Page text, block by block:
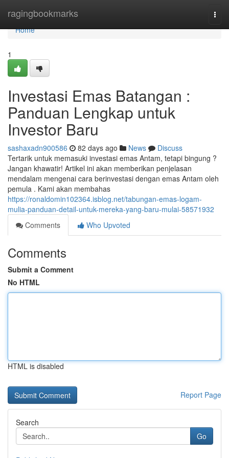
ragingbookmarks
Home
Home
1
Investasi Emas Batangan :
Panduan Lengkap untuk
Investor Baru
sashaxadn900586 82 days ago News
Discuss
Tertarik untuk memasuki investasi emas Antam, tetapi bingung ?
Jangan khawatir! Artikel ini akan memberikan penjelasan
mendalam mengenai cara berinvestasi dengan emas Antam oleh
pemula . Kami akan membahas
https://ronaldomin102364.isblog.net/tabungan-emas-logam-
mulia-panduan-detail-untuk-mereka-yang-baru-mulai-58571932
Comments
Who Upvoted
Comments
Submit a Comment
No HTML
HTML is disabled
Report Page
Search
Go